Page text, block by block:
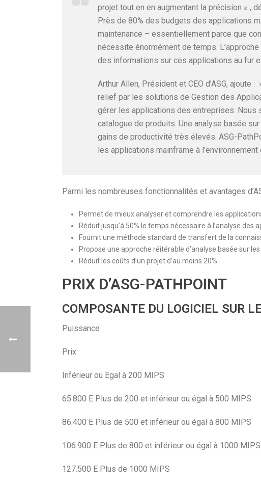
projet tout en en augmentant la précision « ,
Près de 80% des budgets des applications
maintenance – essentiellement parce que
nécessite énormément de temps.
des informations sur ces applications au fur
Arthur Allen, Président et CEO d’ASG, ajoute
relief par les solutions de Gestion des
gérer les applications des entreprises. Nous
catalogue de produits. Une analyse basée
gains de productivité très élevés. ASG-
les applications mainframe à l’environnement
Parmi les nombreuses fonctionnalités et avantages
Permet de mieux analyser et comprendre les
Réduit jusqu’à 50% le temps nécessaire à l’analyse des
Fournit une méthode standard de transfert de la
Propose une approche réitérable d’analyse basée sur
Réduit les coûts d’un projet d’au moins 20%
PRIX D’ASG-PATHPOINT
COMPOSANTE DU LOGICIEL SUR
Puissance
Prix
Inférieur ou Egal à 200 MIPS
65.800 E Plus de 200 et inférieur ou égal à 500 MIPS
86.400 E Plus de 500 et inférieur ou égal à 800 MIPS
106.900 E Plus de 800 et inférieur ou égal à 1000 MIPS
127.500 E Plus de 1000 MIPS